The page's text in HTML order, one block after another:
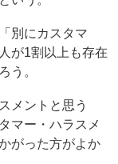
別にカスタマ
が1割以上も存在
う。
メントと思う
マー・ハラスメ
がった方がよか